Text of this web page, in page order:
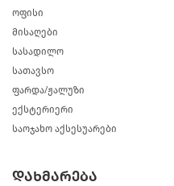
ოფისი
მისაღები
სასადილო
სათავსო
ფარდა/ჟალუზი
ექსტერიერი
საოჯახო აქსესუარები
დახმარება